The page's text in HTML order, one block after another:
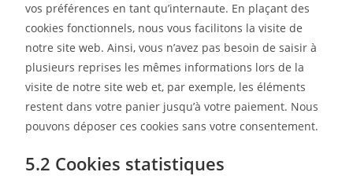
vos préférences en tant qu’internaute. En plaçant des
cookies fonctionnels, nous vous facilitons la visite de
notre site web. Ainsi, vous n’avez pas besoin de saisir à
plusieurs reprises les mêmes informations lors de la
visite de notre site web et, par exemple, les éléments
restent dans votre panier jusqu’à votre paiement. Nous
pouvons déposer ces cookies sans votre consentement.
5.2 Cookies statistiques